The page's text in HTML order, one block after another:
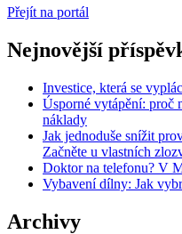
Přejít na portál
Nejnovější
Investice, která se
Úsporné vytápění: proč
náklady
Jak jednoduše snížit
Začněte u vlastních
Doktor na telefonu? V
Vybavení dílny: Jak
Archivy